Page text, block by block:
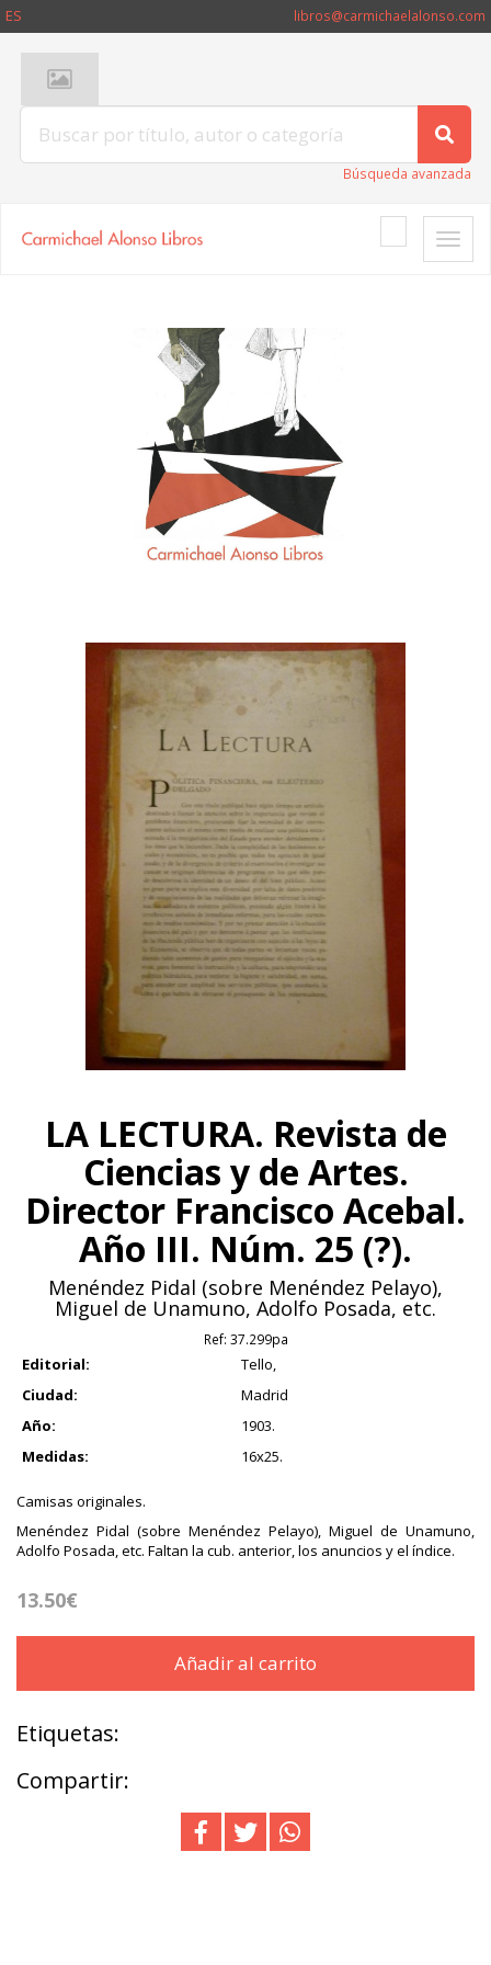
ES libros@carmichaelalonso.com
Búsqueda avanzada
Toggle
LA LECTURA. Revista de
Ciencias y de Artes.
Director Francisco Acebal.
Año III. Núm. 25 (?).
Menéndez Pidal (sobre Menéndez Pelayo),
Miguel de Unamuno, Adolfo Posada, etc.
Ref: 37.299pa
Editorial:
Tello,
Ciudad:
Madrid
Año:
1903.
Medidas:
16x25.
Camisas originales.
Menéndez Pidal (sobre Menéndez Pelayo), Miguel de Unamuno,
Adolfo Posada, etc. Faltan la cub. anterior, los anuncios y el índice.
13.50€
Añadir al carrito
Etiquetas:
Compartir: